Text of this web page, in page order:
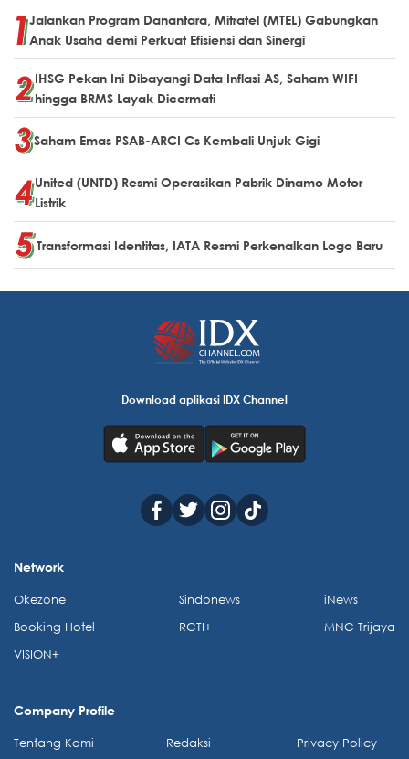
Jalankan Program Danantara, Mitratel (MTEL) Gabungkan
Anak Usaha demi Perkuat Efisiensi dan Sinergi
IHSG Pekan Ini Dibayangi Data Inflasi AS, Saham WIFI
hingga BRMS Layak Dicermati
Saham Emas PSAB-ARCI Cs Kembali Unjuk Gigi
United (UNTD) Resmi Operasikan Pabrik Dinamo Motor
Listrik
Transformasi Identitas, IATA Resmi Perkenalkan Logo Baru
Download aplikasi IDX Channel
Network
Okezone
Booking Hotel
VISION+
Sindonews
RCTI+
iNews
MNC Trijaya
Company Profile
Tentang Kami Redaksi Privacy Policy